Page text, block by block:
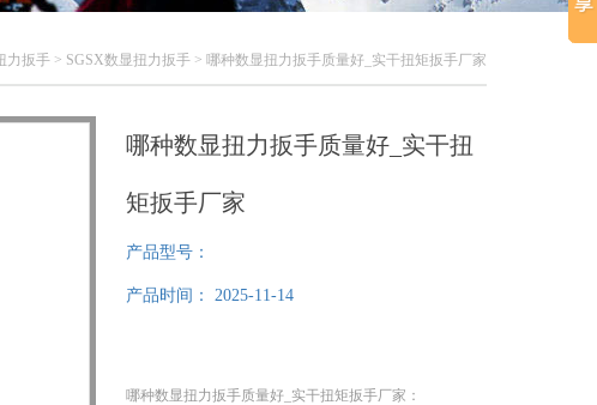
力扳手 > SGSX数显扭力扳手 > 哪种数显扭力扳手质量好_实干扭矩扳手厂家
哪种数显扭力扳手质量好_实干扭
矩扳手厂家
产品型号：
产品时间： 2025-11-14
哪种数显扭力扳手质量好_实干扭矩扳手厂家：